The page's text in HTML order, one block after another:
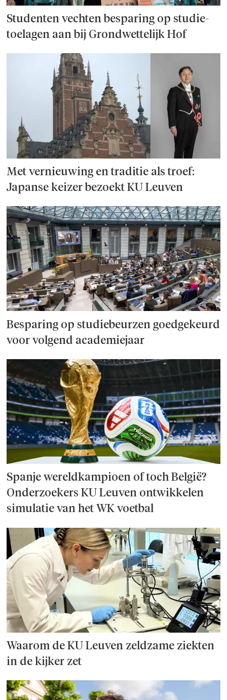
Studenten vechten besparing op studie­
toelagen aan bij Grondwettelijk Hof
Met vernieuwing en traditie als troef:
Japanse keizer bezoekt KU Leuven
Besparing op studie­beurzen goed­ge­keurd
voor volgend academiejaar
Spanje wereld­kampioen of toch België?
Onderzoek­ers KU Leuven ontwikkelen
simulatie van het WK voetbal
Waarom de KU Leuven zeldzame ziekten
in de kijker zet